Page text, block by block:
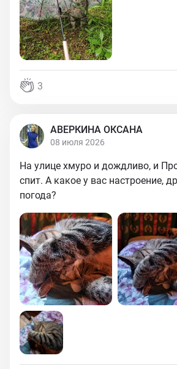
3
АВЕРКИНА ОКСАНА
08 июля 2026
На улице хмуро и дождливо, и
спит. А какое у вас настроение,
погода?